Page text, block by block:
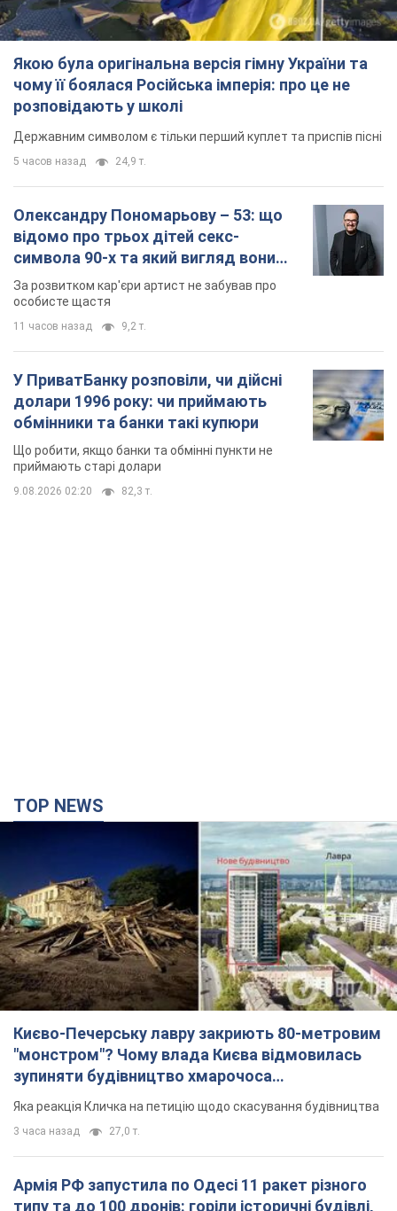
Якою була оригінальна версія гімну України та
чому її боялася Російська імперія: про це не
розповідають у школі
Державним символом є тільки перший куплет та приспів пісні
5 часов назад 24,9 т.
Олександру Пономарьову – 53: що
відомо про трьох дітей секс-
символа 90-х та який вигляд вони
мають
За розвитком кар'єри артист не забував про
особисте щастя
11 часов назад 9,2 т.
У ПриватБанку розповіли, чи дійсні
долари 1996 року: чи приймають
обмінники та банки такі купюри
Що робити, якщо банки та обмінні пункти не
приймають старі долари
9.08.2026 02:20 82,3 т.
TOP NEWS
Києво-Печерську лавру закриють 80-метровим
"монстром"? Чому влада Києва відмовилась
зупиняти будівництво хмарочоса
"московського вірянина"
Яка реакція Кличка на петицію щодо скасування будівництва
3 часа назад 27,0 т.
Армія РФ запустила по Одесі 11 ракет різного
типу та до 100 дронів: горіли історичні будівлі,